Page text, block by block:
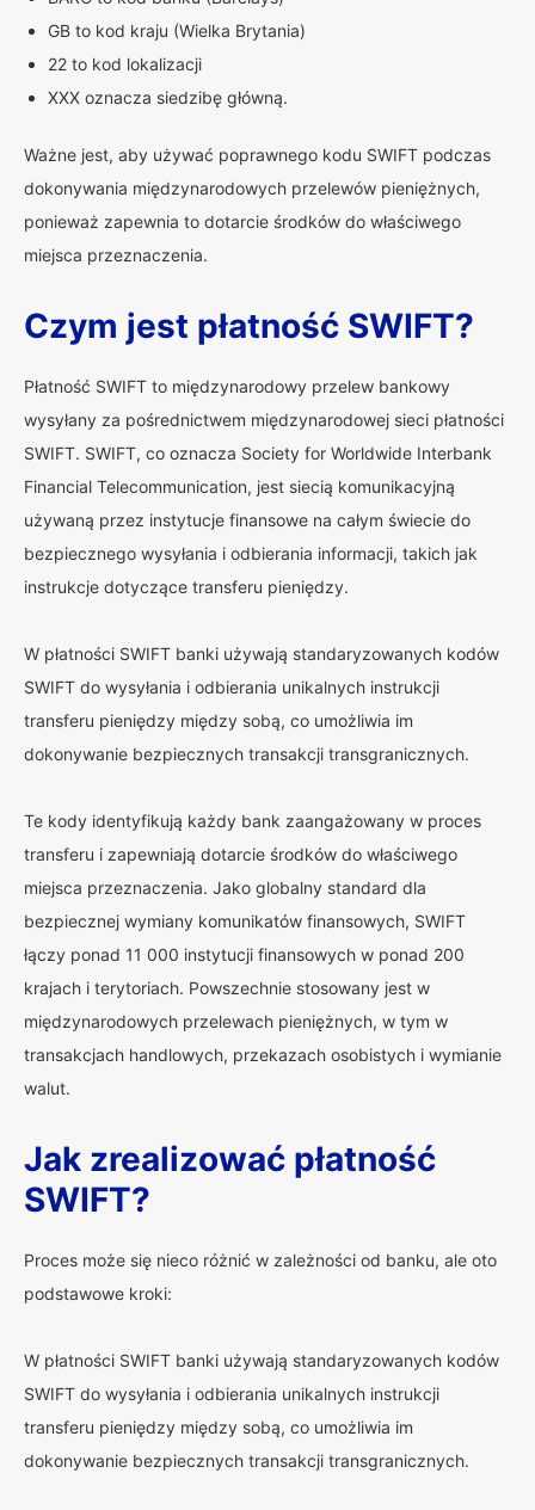
GB to kod kraju (Wielka Brytania)
22 to kod lokalizacji
XXX oznacza siedzibę główną.
Ważne jest, aby używać poprawnego kodu SWIFT podczas
dokonywania międzynarodowych przelewów pieniężnych,
ponieważ zapewnia to dotarcie środków do właściwego
miejsca przeznaczenia.
Czym jest płatność SWIFT?
Płatność SWIFT to międzynarodowy przelew bankowy
wysyłany za pośrednictwem międzynarodowej sieci płatności
SWIFT. SWIFT, co oznacza Society for Worldwide Interbank
Financial Telecommunication, jest siecią komunikacyjną
używaną przez instytucje finansowe na całym świecie do
bezpiecznego wysyłania i odbierania informacji, takich jak
instrukcje dotyczące transferu pieniędzy.
W płatności SWIFT banki używają standaryzowanych kodów
SWIFT do wysyłania i odbierania unikalnych instrukcji
transferu pieniędzy między sobą, co umożliwia im
dokonywanie bezpiecznych transakcji transgranicznych.
Te kody identyfikują każdy bank zaangażowany w proces
transferu i zapewniają dotarcie środków do właściwego
miejsca przeznaczenia. Jako globalny standard dla
bezpiecznej wymiany komunikatów finansowych, SWIFT
łączy ponad 11 000 instytucji finansowych w ponad 200
krajach i terytoriach. Powszechnie stosowany jest w
międzynarodowych przelewach pieniężnych, w tym w
transakcjach handlowych, przekazach osobistych i wymianie
walut.
Jak zrealizować płatność
SWIFT?
Proces może się nieco różnić w zależności od banku, ale oto
podstawowe kroki:
W płatności SWIFT banki używają standaryzowanych kodów
SWIFT do wysyłania i odbierania unikalnych instrukcji
transferu pieniędzy między sobą, co umożliwia im
dokonywanie bezpiecznych transakcji transgranicznych.